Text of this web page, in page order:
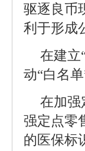
驱逐良币
利于形成
在建立
动“白名单
在加强
强定点零
的医保标